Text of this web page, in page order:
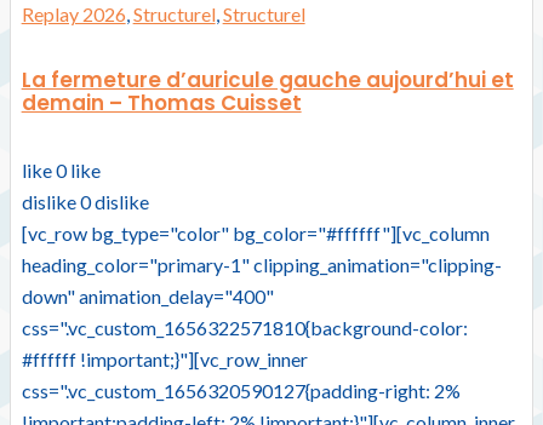
Replay 2026,Structurel,Structurel
La fermeture d’auricule gauche aujourd’hui et
demain – Thomas Cuisset
like0 like
dislike0dislike
[vc_row bg_type="color" bg_color="#ffffff"][vc_column
heading_color="primary-1" clipping_animation="clipping-
down" animation_delay="400"
css=".vc_custom_1656322571810{background-color:
#ffffff !important;}"][vc_row_inner
css=".vc_custom_1656320590127{padding-right: 2%